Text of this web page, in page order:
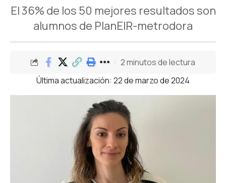
El 36% de los 50 mejores resultados son
alumnos de PlanEIR-metrodora
Última actualización: 22 de marzo de 2024
2 minutos de lectura